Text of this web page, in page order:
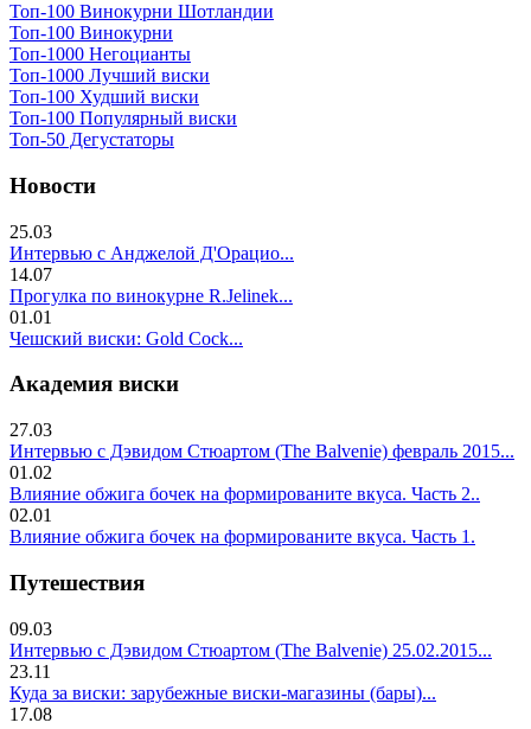
Топ-100 Винокурни Шотландии
Топ-100 Винокурни
Топ-1000 Негоцианты
Топ-1000 Лучший виски
Топ-100 Худший виски
Топ-100 Популярный виски
Топ-50 Дегустаторы
Новости
25.03
Интервью с Анджелой Д'Орацио...
14.07
Прогулка по винокурне R.Jelinek...
01.01
Чешский виски: Gold Cock...
Академия виски
27.03
Интервью с Дэвидом Стюартом (The Balvenie) февраль 2015...
01.02
Влияние обжига бочек на формированите вкуса. Часть 2..
02.01
Влияние обжига бочек на формированите вкуса. Часть 1.
Путешествия
09.03
Интервью с Дэвидом Стюартом (The Balvenie) 25.02.2015...
23.11
Куда за виски: зарубежные виски-магазины (бары)...
17.08